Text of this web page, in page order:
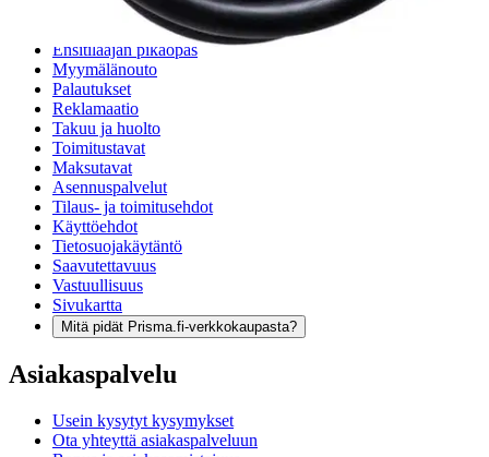
Ensitilaajan pikaopas
Myymälänouto
Palautukset
Reklamaatio
Takuu ja huolto
Toimitustavat
Maksutavat
Asennuspalvelut
Tilaus- ja toimitusehdot
Käyttöehdot
Tietosuojakäytäntö
Saavutettavuus
Vastuullisuus
Sivukartta
Mitä pidät Prisma.fi-verkkokaupasta?
Asiakaspalvelu
Usein kysytyt kysymykset
Ota yhteyttä asiakaspalveluun